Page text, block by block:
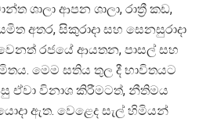
ශාලා ආපන ශාලා, රාත්‍රී කඩ,
අතර, සිකුරාදා සහ සෙනසුරාදා
රජයේ ආයතන, පාසල් සහ
මෙම සතිය තුල දී භාවිතයට
ඒවා විනාශ කිරීමටත්, නීතිමය
ඇත. වෙළෙද සැල් හිමියන්